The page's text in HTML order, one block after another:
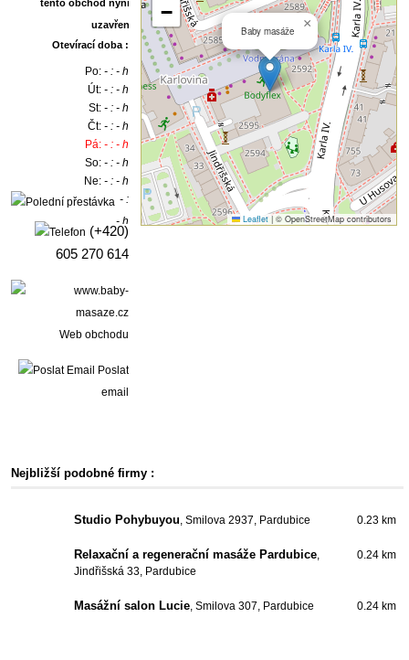
Otevírací doba :
Po:- : - h
Út:- : - h
St:- : - h
Čt:- : - h
Pá:- : - h
So:- : - h
Ne:- : - h
- :
- h
(+420)
605 270 614
Web obchodu
Poslat
email
Baby masáže ×
−
Leaflet |© OpenStreetMap contributors
Nejbližší podobné firmy :
Studio Pohybuyou, Smilova 2937, Pardubice 0.23 km
Relaxační a regenerační masáže Pardubice,
Jindřišská 33, Pardubice
0.24 km
Masážní salon Lucie, Smilova 307, Pardubice 0.24 km